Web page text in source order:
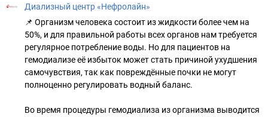
Диализный центр «Нефролайн»
📌 Организм человека состоит из жидкости более чем на
50%, и для правильной работы всех органов нам требуется
регулярное потребление воды. Но для пациентов на
гемодиализе её избыток может стать причиной ухудшения
самочувствия, так как повреждённые почки не могут
полноценно регулировать водный баланс.
Во время процедуры гемодиализа из организма выводится